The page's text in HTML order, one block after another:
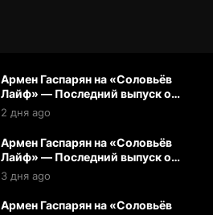
Армен Гаспарян на «Соловьёв
Лайф» — Последний выпуск от
07.08.2026
2 дня ago
Армен Гаспарян на «Соловьёв
Лайф» — Последний выпуск от
06.08.2026
3 дня ago
Армен Гаспарян на «Соловьёв